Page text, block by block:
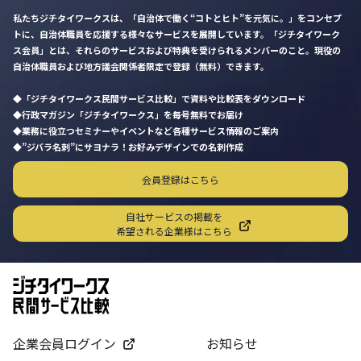
私たちジチタイワークスは、「自治体で働く“コトとヒト”を元気に。」をコンセプ
トに、自治体職員を応援する様々なサービスを展開しています。「ジチタイワーク
ス会員」とは、それらのサービスおよび特典を受けられるメンバーのこと。現役の
自治体職員および地方議会関係者限定で登録（無料）できます。
「ジチタイワークス民間サービス比較」で資料や比較表をダウンロード
行政マガジン「ジチタイワークス」を毎号無料でお届け
業務に役立つセミナーやイベントなど各種サービス情報のご案内
”ジバラ名刺”にサヨナラ！お好みデザインでの名刺作成
会員登録はこちら
自社サービスの掲載を
希望される企業様はこちら
企業会員ログイン お知らせ